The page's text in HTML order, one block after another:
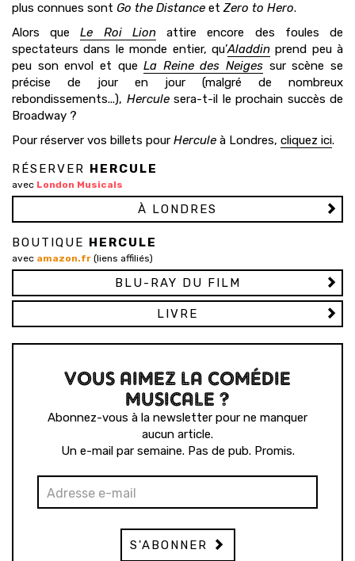
plus connues sont Go the Distance etZero to Hero.
Alors queLe Roi Lionattire encore des foules de
spectateurs dans le monde entier, qu’Aladdinprend peu à
peu son envol et queLa Reine des Neiges sur scène se
précise de jour en jour (malgré de nombreux
rebondissements...), Herculesera-t-il le prochain succès de
Broadway ?
Pour réserver vos billets pour Hercule à Londres, cliquez ici.
RÉSERVER HERCULE
avec London Musicals
À LONDRES
BOUTIQUE HERCULE
avec amazon.fr (liens affiliés)
BLU-RAY DU FILM
LIVRE
VOUS AIMEZ LA COMÉDIE
MUSICALE ?
Abonnez-vous à la newsletter pour ne manquer
aucun article.
Un e-mail par semaine. Pas de pub. Promis.
S'ABONNER